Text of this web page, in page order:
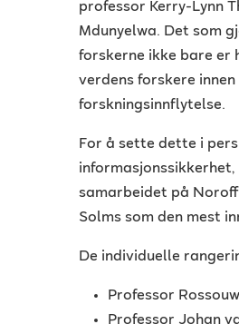
professor Kerry-Lynn
Mdunyelwa. Det som
forskerne ikke bare er
verdens forskere
forskningsinnflytelse.
For å sette dette i
informasjonssikkerhet,
samarbeidet på
Solms som den mest
De individuelle
Professor
Professor Johan